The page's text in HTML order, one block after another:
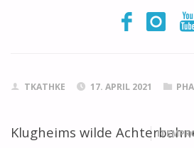
TKATHKE 17. APRIL 2021
Klugheims wilde